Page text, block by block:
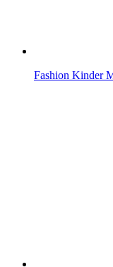
Fashion Kinder